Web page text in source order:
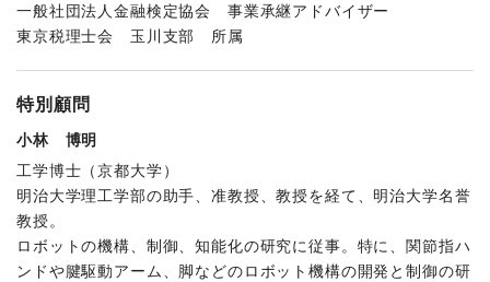
一般社団法人金融検定協会 事業承継アドバイザー
東京税理士会 玉川支部 所属
特別顧問
小林 博明
工学博士（京都大学）
明治大学理工学部の助手、准教授、教授を経て、明治大学名誉
教授。
ロボットの機構、制御、知能化の研究に従事。特に、関節指ハ
ンドや腱駆動アーム、脚などのロボット機構の開発と制御の研